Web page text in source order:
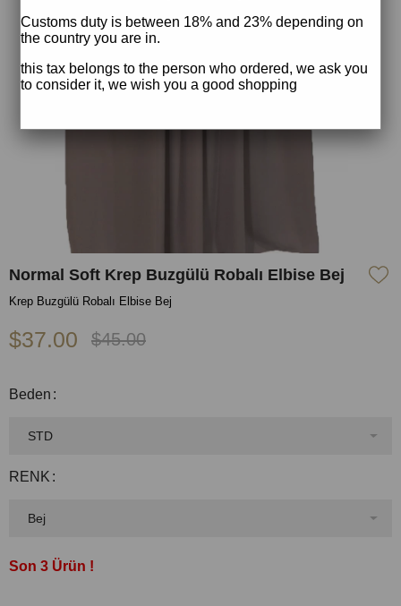
Normal Soft Krep Buzgülü Robalı Elbise Bej
Krep Buzgülü Robalı Elbise Bej
$45.00
$37.00
Beden
RENK
3
Customs duty is between 18% and 23% depending on
the country you are in.
this tax belongs to the person who ordered, we ask you
to consider it, we wish you a good shopping